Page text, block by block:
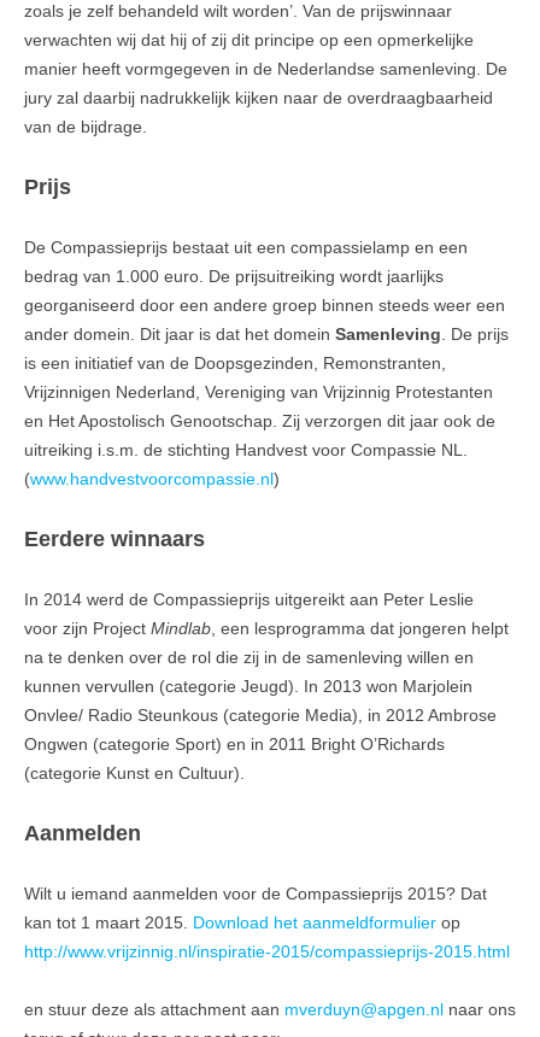
zoals je zelf behandeld wilt worden’. Van de prijswinnaar
verwachten wij dat hij of zij dit principe op een opmerkelijke
manier heeft vormgegeven in de Nederlandse samenleving. De
jury zal daarbij nadrukkelijk kijken naar de overdraagbaarheid
van de bijdrage.
Prijs
De Compassieprijs bestaat uit een compassielamp en een
bedrag van 1.000 euro. De prijsuitreiking wordt jaarlijks
georganiseerd door een andere groep binnen steeds weer een
ander domein. Dit jaar is dat het domein Samenleving . De prijs
is een initiatief van de Doopsgezinden, Remonstranten,
Vrijzinnigen Nederland, Vereniging van Vrijzinnig Protestanten
en Het Apostolisch Genootschap. Zij verzorgen dit jaar ook de
uitreiking i.s.m. de stichting Handvest voor Compassie NL.
(www.handvestvoorcompassie.nl)
Eerdere winnaars
In 2014 werd de Compassieprijs uitgereikt aan Peter Leslie
voor zijn Project Mindlab , een lesprogramma dat jongeren helpt
na te denken over de rol die zij in de samenleving willen en
kunnen vervullen (categorie Jeugd). In 2013 won Marjolein
Onvlee/ Radio Steunkous (categorie Media), in 2012 Ambrose
Ongwen (categorie Sport) en in 2011 Bright O’Richards
(categorie Kunst en Cultuur).
Aanmelden
Wilt u iemand aanmelden voor de Compassieprijs 2015? Dat
kan tot 1 maart 2015. Download het aanmeldformulier op
http://www.vrijzinnig.nl/inspiratie-2015/compassieprijs-2015.html
en stuur deze als attachment aan mverduyn@apgen.nl naar ons